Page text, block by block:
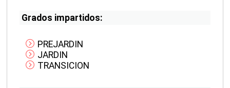
Grados impartidos:
PREJARDIN
JARDIN
TRANSICION